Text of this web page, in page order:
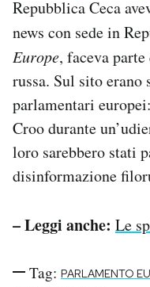
Repubblica Ceca
news con sede in
Europe, faceva
russa. Sul sito
parlamentari
Croo durante
loro sarebbero stati
disinformazione
– Leggi anche: Le
Tag: PARLAMENTO